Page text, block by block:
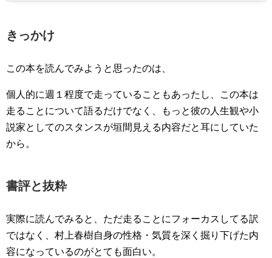
きっかけ
この本を読んでみようと思ったのは、
個人的に週１程度で走っていることもあったし、この本は
走ることについて語るだけでなく、もっと彼の人生観や小
説家としてのスタンスが垣間見える内容だと耳にしていた
から。
書評と抜粋
実際に読んでみると、ただ走ることにフォーカスしてる訳
ではなく、村上春樹自身の性格・気質を深く掘り下げた内
容になっているのがとても面白い。